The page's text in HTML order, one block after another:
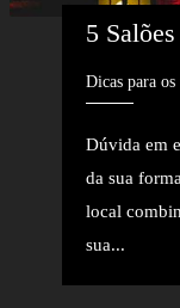
5
Dicas para
Dúvida em
da sua
local
sua...